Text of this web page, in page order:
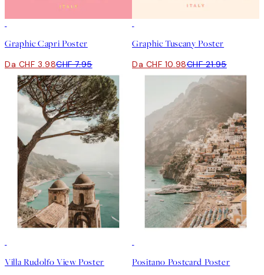
Graphic Capri Poster
Da CHF 3.98CHF 7.95
Graphic Tuscany Poster
Da CHF 10.98CHF 21.95
Villa Rudolfo View Poster Positano Postcard Poster